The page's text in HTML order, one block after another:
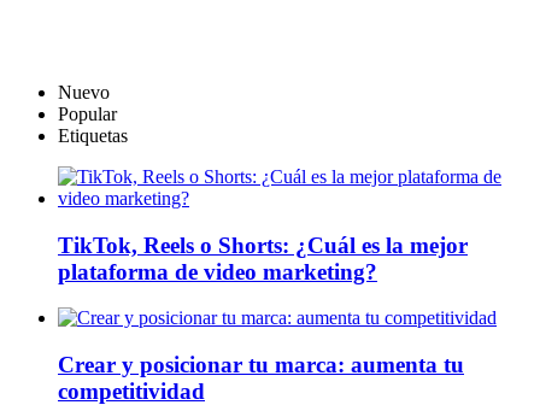
Nuevo
Popular
Etiquetas
TikTok, Reels o Shorts: ¿Cuál es la mejor
plataforma de video marketing?
Crear y posicionar tu marca: aumenta tu
competitividad